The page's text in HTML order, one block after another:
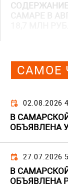
САМАРЕ В
САМОЕ
02.08.2026
В
ОБЪЯВЛЕНА
27.07.2026
В
ОБЪЯВЛЕНА